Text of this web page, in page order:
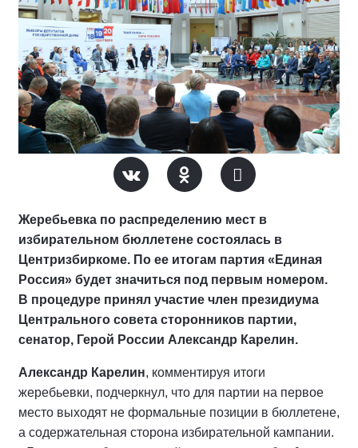
Жеребьевка по распределению мест в
избирательном бюллетене состоялась в
Центризбиркоме. По ее итогам партия «Единая
Россия» будет значиться под первым номером.
В процедуре принял участие член президиума
Центрального совета сторонников партии,
сенатор, Герой России Александр Карелин.
Александр Карелин, комментируя итоги
жеребьевки, подчеркнул, что для партии на первое
место выходят не формальные позиции в бюллетене,
а содержательная сторона избирательной кампании.